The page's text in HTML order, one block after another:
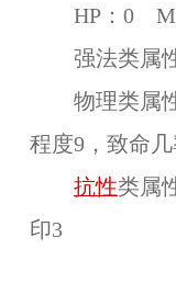
HP：0 MP
强法类属性
物理类属性
程度9，致命几
抗性类属
印3